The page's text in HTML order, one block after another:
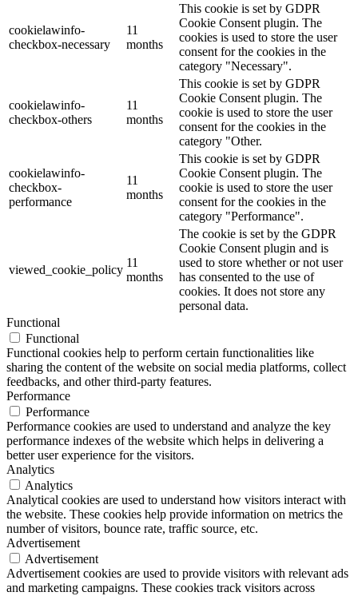
cookielawinfo-
checkbox-necessary
11
months
This cookie is set by GDPR
Cookie Consent plugin. The
cookies is used to store the user
consent for the cookies in the
category "Necessary".
cookielawinfo-
checkbox-others
11
months
This cookie is set by GDPR
Cookie Consent plugin. The
cookie is used to store the user
consent for the cookies in the
category "Other.
cookielawinfo-
checkbox-
performance
11
months
This cookie is set by GDPR
Cookie Consent plugin. The
cookie is used to store the user
consent for the cookies in the
category "Performance".
viewed_cookie_policy
11
months
The cookie is set by the GDPR
Cookie Consent plugin and is
used to store whether or not user
has consented to the use of
cookies. It does not store any
personal data.
Functional
Functional
Functional cookies help to perform certain functionalities like
sharing the content of the website on social media platforms, collect
feedbacks, and other third-party features.
Performance
Performance
Performance cookies are used to understand and analyze the key
performance indexes of the website which helps in delivering a
better user experience for the visitors.
Analytics
Analytics
Analytical cookies are used to understand how visitors interact with
the website. These cookies help provide information on metrics the
number of visitors, bounce rate, traffic source, etc.
Advertisement
Advertisement
Advertisement cookies are used to provide visitors with relevant ads
and marketing campaigns. These cookies track visitors across